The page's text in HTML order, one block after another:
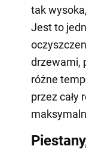
tak
Jest to
drzewami,
różne
przez cały